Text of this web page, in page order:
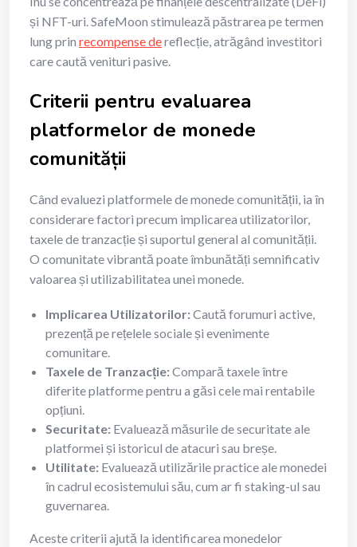
și NFT-uri. SafeMoon stimulează păstrarea pe termen
lung prin recompense dereflecție, atrăgând investitori
care caută venituri pasive.
Criterii pentru evaluarea
platformelor de monede
comunității
Când evaluezi platformele de monede comunității, ia în
considerare factori precum implicarea utilizatorilor,
taxele de tranzacție și suportul general al comunității.
O comunitate vibrantă poate îmbunătăți semnificativ
valoarea și utilizabilitatea unei monede.
Implicarea Utilizatorilor:Caută forumuri active,
prezență pe rețelele sociale și evenimente
comunitare.
Taxele de Tranzacție:Compară taxele între
diferite platforme pentru a găsi cele mai rentabile
opțiuni.
Securitate: Evaluează măsurile de securitate ale
platformei și istoricul de atacuri sau breșe.
Utilitate: Evaluează utilizările practice ale monedei
în cadrul ecosistemului său, cum ar fi staking-ul sau
guvernarea.
Aceste criterii ajută la identificarea monedelor